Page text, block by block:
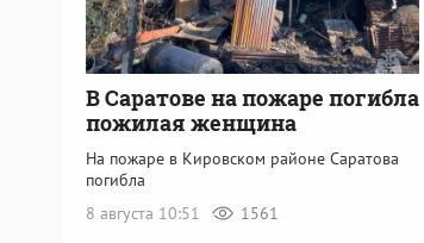
В Саратове на пожаре погибла
пожилая женщина
На пожаре в Кировском районе Саратова
погибла
8 августа 10:51
1561